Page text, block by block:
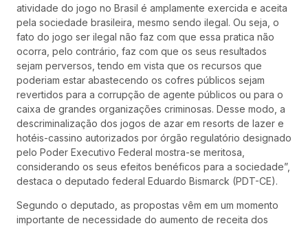
atividade do jogo no Brasil é amplamente exercida e aceita
pela sociedade brasileira, mesmo sendo ilegal. Ou seja, o
fato do jogo ser ilegal não faz com que essa pratica não
ocorra, pelo contrário, faz com que os seus resultados
sejam perversos, tendo em vista que os recursos que
poderiam estar abastecendo os cofres públicos sejam
revertidos para a corrupção de agente públicos ou para o
caixa de grandes organizações criminosas. Desse modo, a
descriminalização dos jogos de azar em resorts de lazer e
hotéis-cassino autorizados por órgão regulatório designado
pelo Poder Executivo Federal mostra-se meritosa,
considerando os seus efeitos benéficos para a sociedade”,
destaca o deputado federal Eduardo Bismarck (PDT-CE).
Segundo o deputado, as propostas vêm em um momento
importante de necessidade do aumento de receita dos